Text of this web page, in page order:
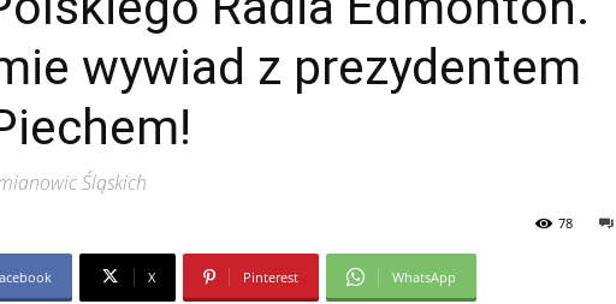
wywiad z prezydentem
Śląskich
78
X Pinterest WhatsApp